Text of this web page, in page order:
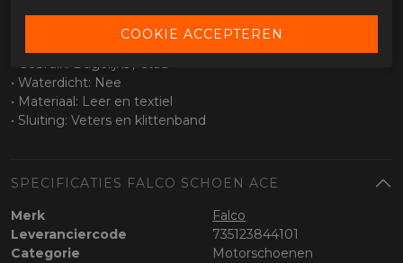
• Gebruik: Dagelijks / stad
• Waterdicht: Nee
• Materiaal: Leer en textiel
• Sluiting: Veters en klittenband
SPECIFICATIES FALCO SCHOEN ACE
Merk
Falco
Leveranciercode
735123844101
Categorie
Motorschoenen